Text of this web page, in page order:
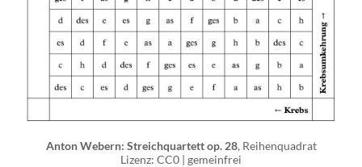
Anton Webern: Streichquartett op. 28, Reihenquadrat
Lizenz: CC0 | gemeinfrei